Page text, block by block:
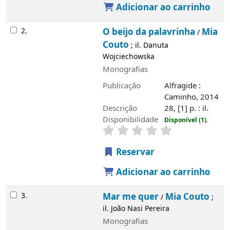
Adicionar ao carrinho
2. O beijo da palavrinha / Mia
Couto ; il. Danuta
Wojciechowska
Monografias
Publicação
Alfragide :
Caminho, 2014
Descrição
28, [1] p. : il.
Disponibilidade
Disponível (1).
Reservar
Adicionar ao carrinho
3. Mar me quer/ Mia Couto ;
il. João Nasi Pereira
Monografias